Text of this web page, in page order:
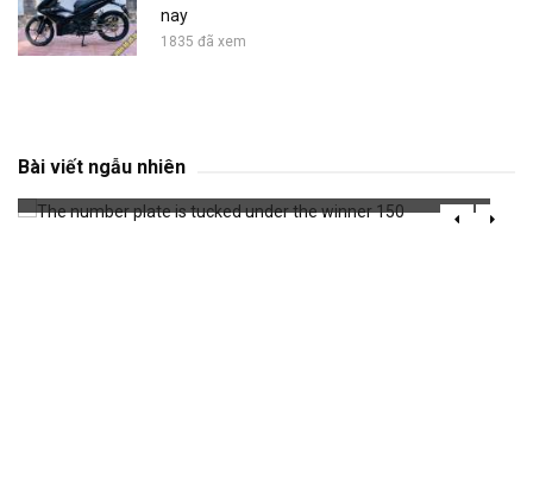
nay
1835 đã xem
Bài viết ngẫu nhiên
150